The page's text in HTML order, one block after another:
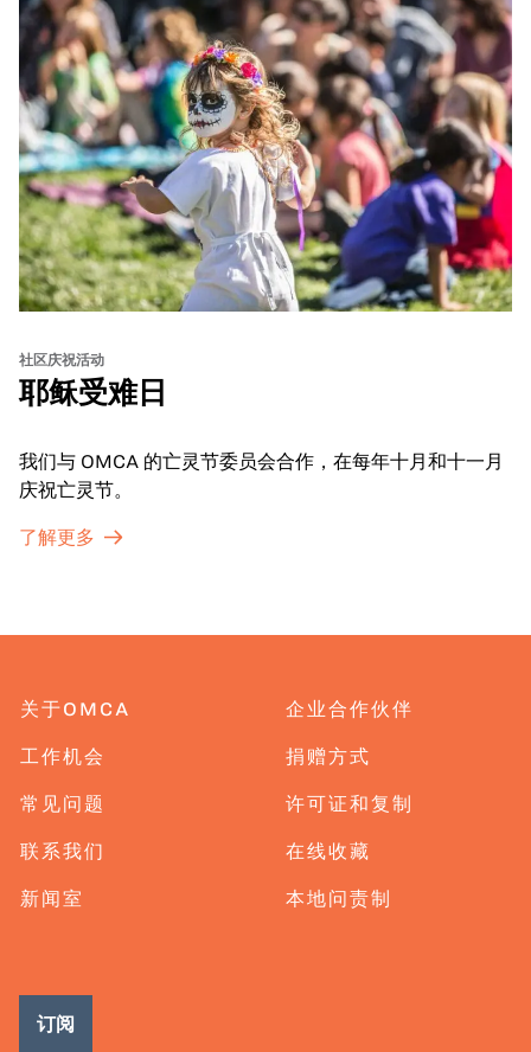
社区庆祝活动
耶稣受难日
我们与 OMCA 的亡灵节委员会合作，在每年十月和十一月
庆祝亡灵节。
了解更多
关于OMCA
工作机会
常见问题
联系我们
新闻室
企业合作伙伴
捐赠方式
许可证和复制
在线收藏
本地问责制
订阅